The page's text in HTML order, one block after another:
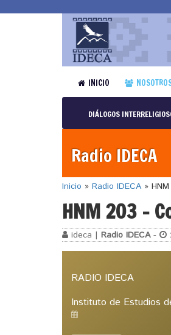
INICIO
DIÁLOGOS
Radio IDECA
Inicio » Radio IDECA »
HNM 203 –
ideca | Radio IDECA-
RADIO IDECA
Instituto de Estudios